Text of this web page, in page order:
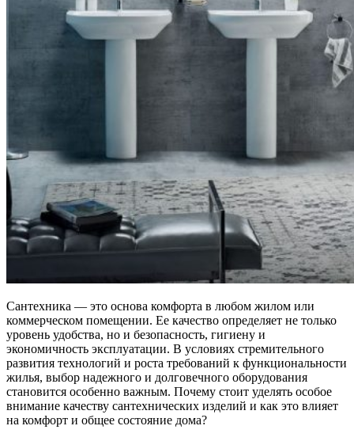
Сантехника — это основа комфорта в любом жилом или
коммерческом помещении. Ее качество определяет не только
уровень удобства, но и безопасность, гигиену и
экономичность эксплуатации. В условиях стремительного
развития технологий и роста требований к функциональности
жилья, выбор надежного и долговечного оборудования
становится особенно важным. Почему стоит уделять особое
внимание качеству сантехнических изделий и как это влияет
на комфорт и общее состояние дома?